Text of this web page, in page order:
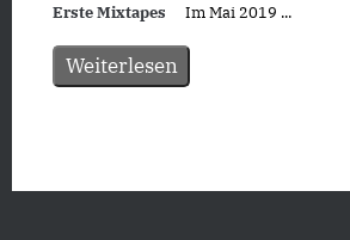
Erste Mixtapes Im Mai 2019 ...
Weiterlesen